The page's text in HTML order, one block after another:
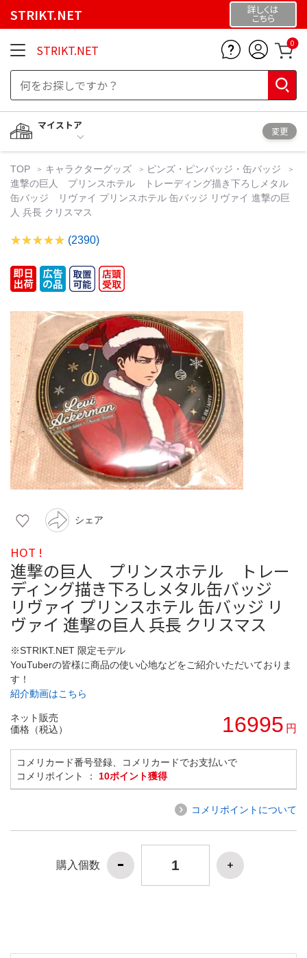
STRIKT.NET 詳しくは
こちら
STRIKT.NET 0
マイストア
変更
TOP キャラクターグッズ
ピンズ・ピンバッジ・缶バッジ
進撃の巨人 プリンスホテル トレーディング描き下ろしメタル
缶バッジ リヴァイ プリンスホテル 缶バッジ リヴァイ 進撃の巨
人 兵長 クリスマス
(2390)
シェア
HOT !
進撃の巨人 プリンスホテル トレー
ディング描き下ろしメタル缶バッジ
リヴァイ プリンスホテル 缶バッジ リ
ヴァイ 進撃の巨人 兵長 クリスマス
※STRIKT.NET 限定モデル
YouTuberの皆様に商品の使い心地などをご紹介いただいておりま
す！
紹介動画はこちら
ネット販売
価格（税込）
16995 円
コメリカード番号登録、コメリカードでお支払いで
コメリポイント ： 10ポイント獲得
コメリポイントについて
購入個数